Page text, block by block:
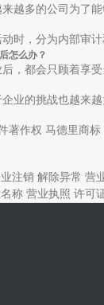
越多的公司为了
时，分为内部审
怎么办？
，都会只顾着享
业的挑战也越来
著作权 马德里商标
注销 解除异常 营
称 营业执照 许可